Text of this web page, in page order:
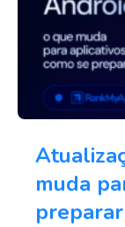
muda
preparar